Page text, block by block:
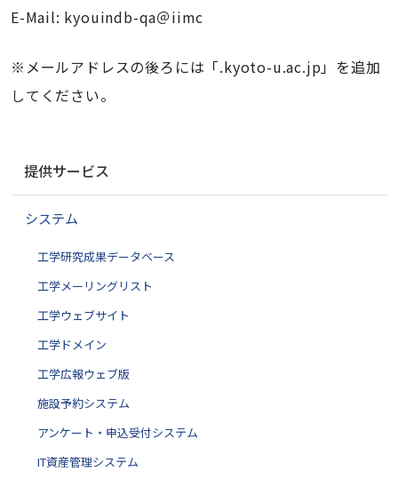
E-Mail: kyouindb-qa＠iimc
※メールアドレスの後ろには「.kyoto-u.ac.jp」を追加
してください。
ゲ
提供サービス
システム
工学研究成果データベース
工学メーリングリスト
工学ウェブサイト
工学ドメイン
工学広報ウェブ版
施設予約システム
アンケート・申込受付システム
IT資産管理システム